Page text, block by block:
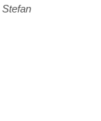
Stefan